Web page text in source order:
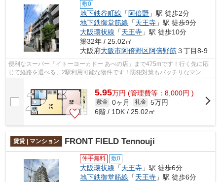
敷0
地下鉄谷町線 「 阿倍野 」駅 徒歩2分
地下鉄御堂筋線 「天王寺 」駅 徒歩9分
大阪環状線 「天王寺 」駅 徒歩10分
築32年 / 25.02㎡
大阪府大阪市阿倍野区阿倍野筋３丁目8-9
便利なスーパー「イトーヨーカドー あべの店」まで475mです！行く先に応
じて経路を選べる、2駅利用可能な物件です！防犯対策もバッチリなマンシ
5.95万円 (管理費等：8,000円 )
敷金 0ヶ月 礼金 5万円
6階 / 1DK / 25.02㎡
賃貸 | マンション FRONT FIELD Tennouji
仲手無料 敷0
大阪環状線 「天王寺 」駅 徒歩6分
地下鉄御堂筋線 「天王寺 」駅 徒歩6分